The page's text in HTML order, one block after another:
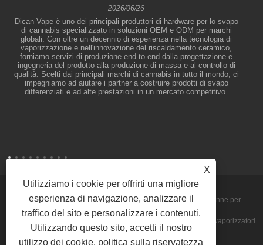
2026/06/26
Dican Vape è uno dei principali produttori di hardware per lo svapo
di cannabis specializzato in soluzioni OEM e ODM per marchi
globali. Con oltre un decennio di esperienza nella tecnologia di
vaporizzazione e nell'innovazione del riscaldamento ceramico,
forniamo servizi di produzione end-to-end dalla progettazione e
ingegneria del prodotto alla produzione di massa e al controllo di
qualità. Scelti dai principali marchi di cannabis in tutto il mondo, ci
impegniamo ad aiutare i partner a costruire prodotti di svapo
differenziati e ad alte prestazioni in un mercato competitivo.
Copyright © 2026 Shenzhen Dican Technology Co., Ltd. - Penne per
vaporizzazione di olio di cannabis, vaporizzatori per concentrati, vaporizzatori
usa e getta - Tutti i diritti riservati.
X
Utilizziamo i cookie per offrirti una migliore
esperienza di navigazione, analizzare il
traffico del sito e personalizzare i contenuti.
Utilizzando questo sito, accetti il ​​nostro
utilizzo dei cookie. politica sulla riservatezza